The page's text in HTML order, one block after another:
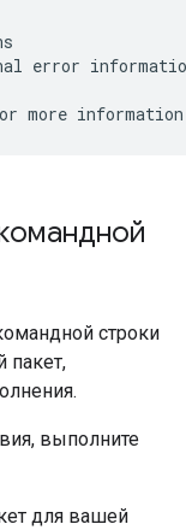
error
строки
пакет,
выполните
для вашей